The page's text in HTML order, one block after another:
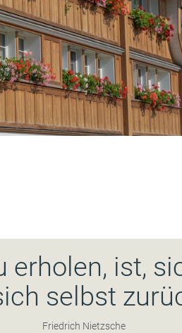
erholen, ist,
selbst
Friedrich Nietzsche